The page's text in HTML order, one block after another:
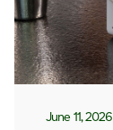
June 11, 2026